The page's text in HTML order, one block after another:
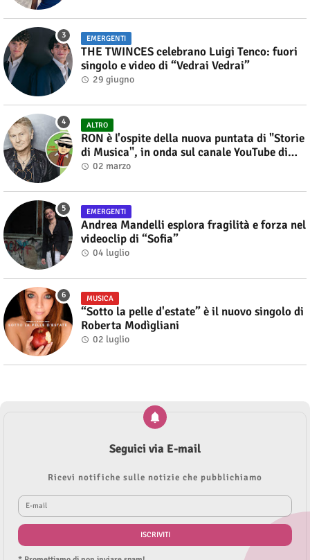
EMERGENTI
THE TWINCES celebrano Luigi Tenco: fuori
singolo e video di “Vedrai Vedrai”
29 giugno
ALTRO
RON è l'ospite della nuova puntata di "Storie
di Musica", in onda sul canale YouTube di
Alberto Salerno
02 marzo
EMERGENTI
Andrea Mandelli esplora fragilità e forza nel
videoclip di “Sofia”
04 luglio
MUSICA
“Sotto la pelle d'estate” è il nuovo singolo di
Roberta Modìgliani
02 luglio
Seguici via E-mail
Ricevi notifiche sulle notizie che pubblichiamo